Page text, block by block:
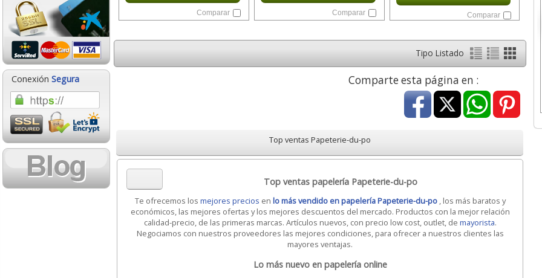
Conexión Segura
Comparar Comparar Comparar
Tipo Listado
Comparte esta página en :
Top ventas Papeterie-du-po
Top ventas papelería Papeterie-du-po
Te ofrecemos los mejores precios en lo más vendido en papelería Papeterie-du-po , los más baratos y
económicos, las mejores ofertas y los mejores descuentos del mercado. Productos con la mejor relación
calidad-precio, de las primeras marcas. Artículos nuevos, con precio low cost, outlet, de mayorista.
Negociamos con nuestros proveedores las mejores condiciones, para ofrecer a nuestros clientes las
mayores ventajas.
Lo más nuevo en papelería online